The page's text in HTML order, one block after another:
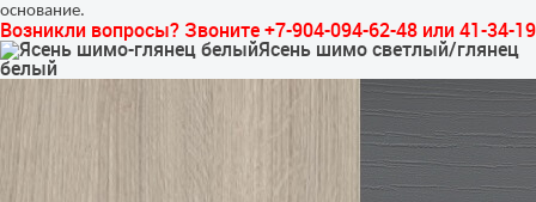
основание.
Возникли вопросы? Звоните +7-904-094-62-48 или 41-34-19
Ясень шимо светлый/глянец
белый